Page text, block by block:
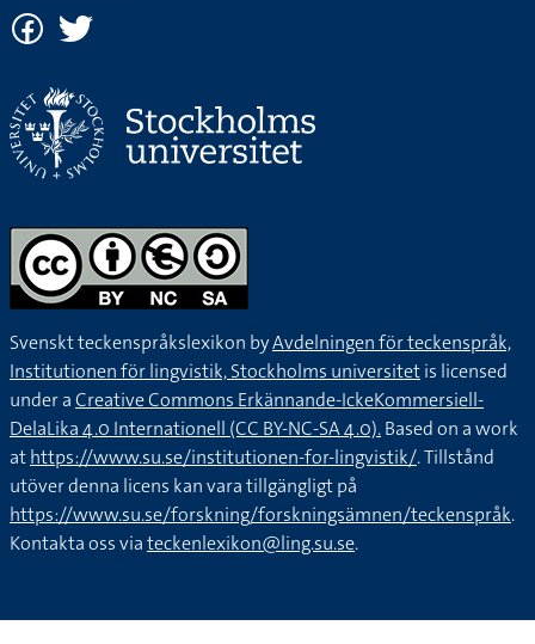
Svenskt teckenspråkslexikon byAvdelningen för teckenspråk,
Institutionen för lingvistik, Stockholms universitetis licensed
under aCreative Commons Erkännande-IckeKommersiell-
DelaLika 4.0 Internationell (CC BY-NC-SA 4.0).Based on a work
athttps://www.su.se/institutionen-for-lingvistik/. Tillstånd
utöver denna licens kan vara tillgängligt på
https://www.su.se/forskning/forskningsämnen/teckenspråk.
Kontakta oss viateckenlexikon@ling.su.se.